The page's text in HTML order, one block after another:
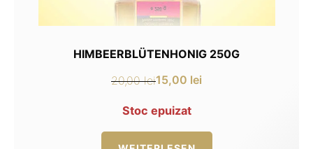
HIMBEERBLÜTENHONIG 250G
20,00lei
Ursprünglicher
Preis
15,00 lei
Aktueller
Preis
Stoc epuizat